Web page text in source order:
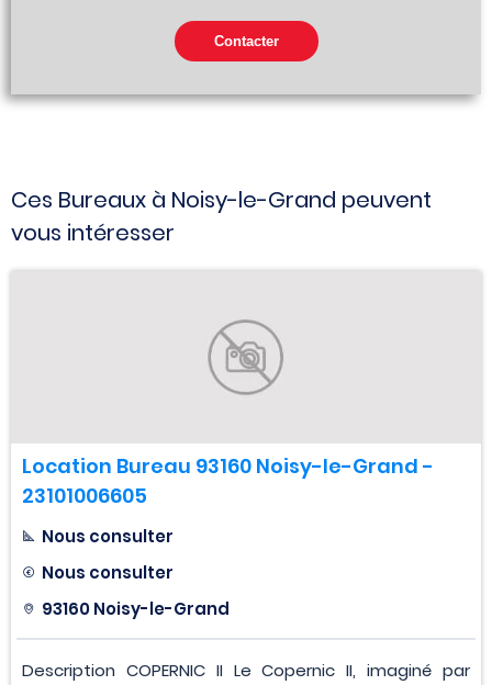
Ces Bureaux à Noisy-le-Grand peuvent
vous intéresser
Location Bureau 93160 Noisy-le-Grand -
23101006605
Nous consulter
Nous consulter
93160 Noisy-le-Grand
Description COPERNIC II Le Copernic II, imaginé par